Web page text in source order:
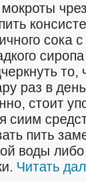
сока
то,
раз в
стоит
сиим
пить
воды
Читать